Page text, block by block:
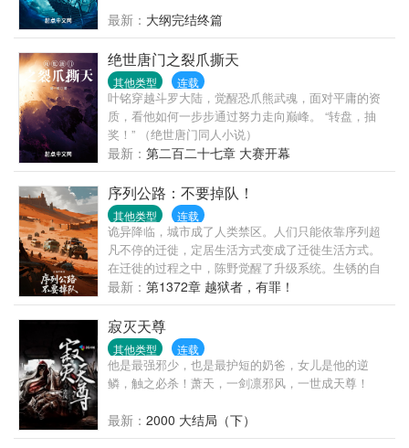
最新： 大纲完结终篇
绝世唐门之裂爪撕天
其他类型 连载
叶铭穿越斗罗大陆，觉醒恐爪熊武魂，面对平庸的资
质，看他如何一步步通过努力走向巅峰。 “转盘，抽
奖！” （绝世唐门同人小说）
最新： 第二百二十七章 大赛开幕
序列公路：不要掉队！
其他类型 连载
诡异降临，城市成了人类禁区。人们只能依靠序列超
凡不停的迁徙，定居生活方式变成了迁徙生活方式。
在迁徙的过程之中，陈野觉醒了升级系统。生锈的自
行车在他手中蜕变为装甲战车。破旧帐篷进化成移动
堡垒。当别人为半块压缩饼干拼命时，他的房车已装
载着自动净水系统和微型生态农场。但真正的危机来
自迷雾深处——那些杀不死的诡异追逐着迁徙车辙。
诡异无法杀死，除非序列超凡。超过百种匪夷所思的
序列超凡。超百种奇异奇物……又有书名：
最新： 第1372章 越狱者，有罪！
寂灭天尊
其他类型 连载
他是最强邪少，也是最护短的奶爸，女儿是他的逆
鳞，触之必杀！萧天，一剑凛邪风，一世成天尊！
最新： 2000 大结局（下）